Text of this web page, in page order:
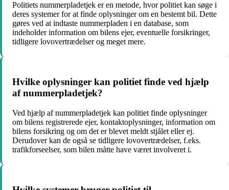
Politiets nummerpladetjek er en metode, hvor politiet kan søge i
deres systemer for at finde oplysninger om en bestemt bil. Dette
gøres ved at indtaste nummerpladen i en database, som
indeholder information om bilens ejer, eventuelle forsikringer,
tidligere lovovertrædelser og meget mere.
Hvilke oplysninger kan politiet finde ved hjælp
af nummerpladetjek?
Ved hjælp af nummerpladetjek kan politiet finde oplysninger
om bilens registrerede ejer, kontaktoplysninger, information om
bilens forsikring og om det er blevet meldt stjålet eller ej.
Derudover kan de også se tidligere lovovertrædelser, f.eks.
trafikforseelser, som bilen måtte have været involveret i.